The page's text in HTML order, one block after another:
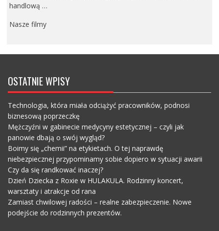
handlową …
Nasze filmy
OSTATNIE WPISY
Technologia, która miała odciążyć pracowników, podnosi
biznesową poprzeczkę
Mężczyźni w gabinecie medycyny estetycznej – czyli jak
panowie dbają o swój wygląd?
Boimy się „chemii” na etykietach. O tej naprawdę
niebezpiecznej przypominamy sobie dopiero w sytuacji awarii
Czy da się randkować inaczej?
Dzień Dziecka z Roxie w HULAKULA. Rodzinny koncert,
warsztaty i atrakcje od rana
Zamiast chwilowej radości – realne zabezpieczenie. Nowe
podejście do rodzinnych prezentów.